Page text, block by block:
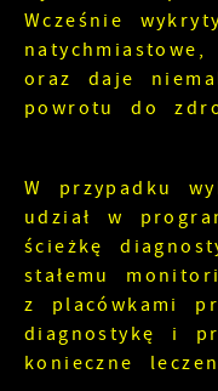
Wcześnie
oraz daje
powrotu do
W przypadku
udział w
ścieżkę
stałemu
z placówkami
diagnostykę i
konieczne